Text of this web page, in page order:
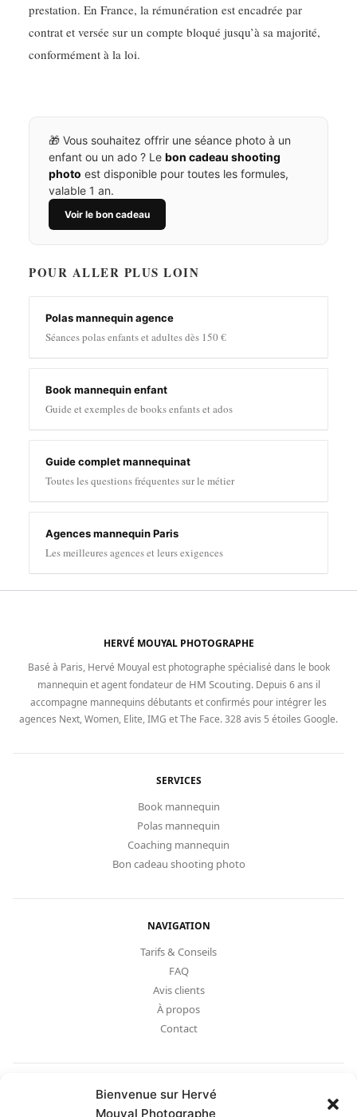
Bienvenue sur Hervé
Mouyal Photographe
prestation. En France, la rémunération est encadrée par
contrat et versée sur un compte bloqué jusqu’à sa majorité,
conformément à la loi.
🎁 Vous souhaitez offrir une séance photo à un
enfant ou un ado ? Le bon cadeau shooting
photo est disponible pour toutes les formules,
valable 1 an.
Voir le bon cadeau
POUR ALLER PLUS LOIN
Polas mannequin agence
Séances polas enfants et adultes dès 150 €
Book mannequin enfant
Guide et exemples de books enfants et ados
Guide complet mannequinat
Toutes les questions fréquentes sur le métier
Agences mannequin Paris
Les meilleures agences et leurs exigences
HERVÉ MOUYAL PHOTOGRAPHE
Basé à Paris, Hervé Mouyal est photographe spécialisé dans le book
mannequin et agent fondateur de HM Scouting. Depuis 6 ans il
accompagne mannequins débutants et confirmés pour intégrer les
agences Next, Women, Elite, IMG et The Face. 328 avis 5 étoiles Google.
SERVICES
Book mannequin
Polas mannequin
Coaching mannequin
Bon cadeau shooting photo
NAVIGATION
Tarifs & Conseils
FAQ
Avis clients
À propos
Contact
SUIVEZ-NOUS